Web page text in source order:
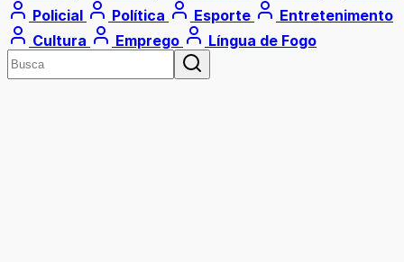
Policial
Política Esporte
Entretenimento
Cultura
Emprego Língua de Fogo